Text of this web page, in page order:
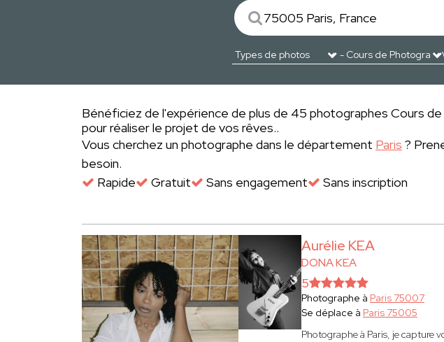
Bénéficiez de l'expérience de plus de 45 photographes Cours
pour réaliser le projet de vos rêves..
Vous cherchez un photographe dans le département Paris ?
besoin.
Rapide
Gratuit Sans engagement Sans inscription
Aurélie KEA
DONA KEA
5
Photographe à Paris 75007
Se déplace à Paris 75005
Photographe à Paris, je capture